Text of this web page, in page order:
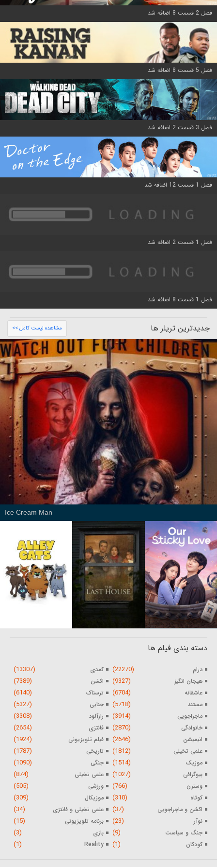
فصل 2 قسمت 8 اضافه شد
فصل 5 قسمت 8 اضافه شد
فصل 3 قسمت 2 اضافه شد
فصل 1 قسمت 12 اضافه شد
فصل 1 قسمت 2 اضافه شد
فصل 1 قسمت 8 اضافه شد
جدیدترین تریلر ها مشاهده لیست کامل >>
Ice Cream Man
دسته بندی فیلم ها
درام (22270) کمدی (13307)
هیجان انگیز (9327) اکشن (7389)
عاشقانه (6704) ترسناک (6140)
مستند (5718) جنایی (5327)
ماجراجویی (3914) رازآلود (3308)
خانوادگی (2870) فانتزی (2654)
انیمیشن (2646) فیلم تلویزیونی (1924)
علمی تخیلی (1812) تاریخی (1787)
موزیک (1514) جنگی (1090)
بیوگرافی (1027) علمی تخیلی (874)
وسترن (766) ورزشی (505)
کوتاه (310) موزیکال (309)
اکشن و ماجراجویی (37) علمی تخیلی و فانتزی (34)
نوآر (23) برنامه تلویزیونی (15)
جنگ و سیاست (9) بازی (3)
کودکان (1)
Reality
(1)